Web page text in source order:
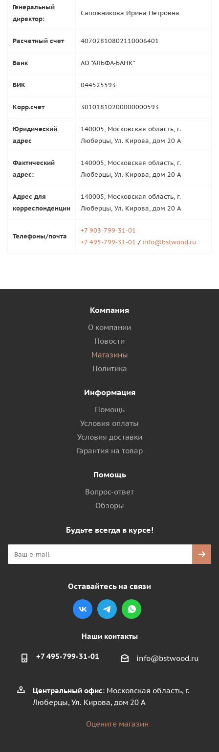
Генеральный
директор:
Сапожникова Ирина Петровна
Расчетный счет 40702810802110006401
Банк АО "АЛЬФА-БАНК"
БИК 044525593
Корр.счет 30101810200000000593
Юридический
адрес
140005, Московская область, г.
Люберцы, Ул. Кирова, дом 20 А
Фактический
адрес:
140005, Московская область, г.
Люберцы, Ул. Кирова, дом 20 А
Адрес для
корреспонденции
140005, Московская область, г.
Люберцы, Ул. Кирова, дом 20 А
Телефоны/почта
+7 903-799-31-01
+7 495-799-31-01 / info@bstwood.ru
Компания
О компании
Новости
Магазины
Политика
Информация
Помощь
Условия оплаты
Условия доставки
Гарантия на товар
Помощь
Вопрос-ответ
Обзоры
Будьте всегда в курсе!
Оставайтесь на связи
Наши контакты
+7 495-799-31-01 info@bstwood.ru
Центральный офис: Московская область, г.
Люберцы, Ул. Кирова, дом 20 А
Оцените магазин